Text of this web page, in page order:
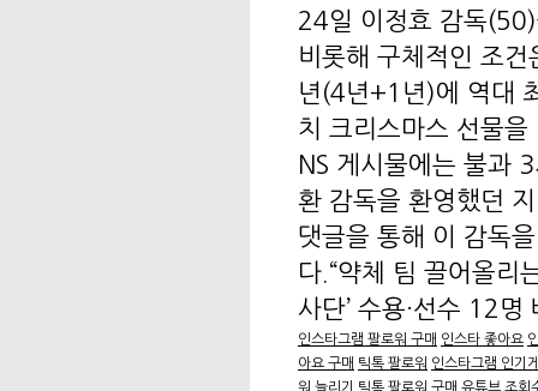
24일 이정효 감독
비롯해 구체적인 조
년(4년+1년)에 역대
치 크리스마스 선물
NS 게시물에는 불과
환 감독을 환영했던
댓글을 통해 이 감독
다.“약체 팀 끌어올리
사단’ 수용·선수 12
인스타그램 팔로워 구매 인스타 좋아요
아요 구매 틱톡 팔로워 인스타그램 인기
워 늘리기
틱톡 팔로워 구매 유튜브 조회